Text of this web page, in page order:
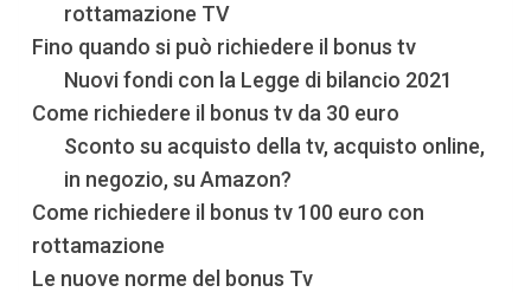
rottamazione TV
Fino quando si può richiedere il bonus tv
Nuovi fondi con la Legge di bilancio 2021
Come richiedere il bonus tv da 30 euro
Sconto su acquisto della tv, acquisto online,
in negozio, su Amazon?
Come richiedere il bonus tv 100 euro con
rottamazione
Le nuove norme del bonus Tv